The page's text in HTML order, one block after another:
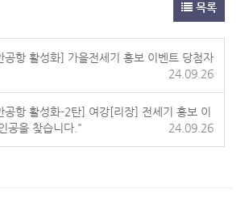
목록
공항 활성화] 가을전세기 홍보 이벤트 당첨자
24.09.26
공항 활성화-2탄] 여강[리장] 전세기 홍보 이
공을 찾습니다."
24.09.26